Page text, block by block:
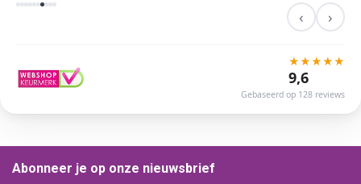
‹ ›
★★★★★
9,6
Gebaseerd op 128 reviews
Abonneer je op onze nieuwsbrief